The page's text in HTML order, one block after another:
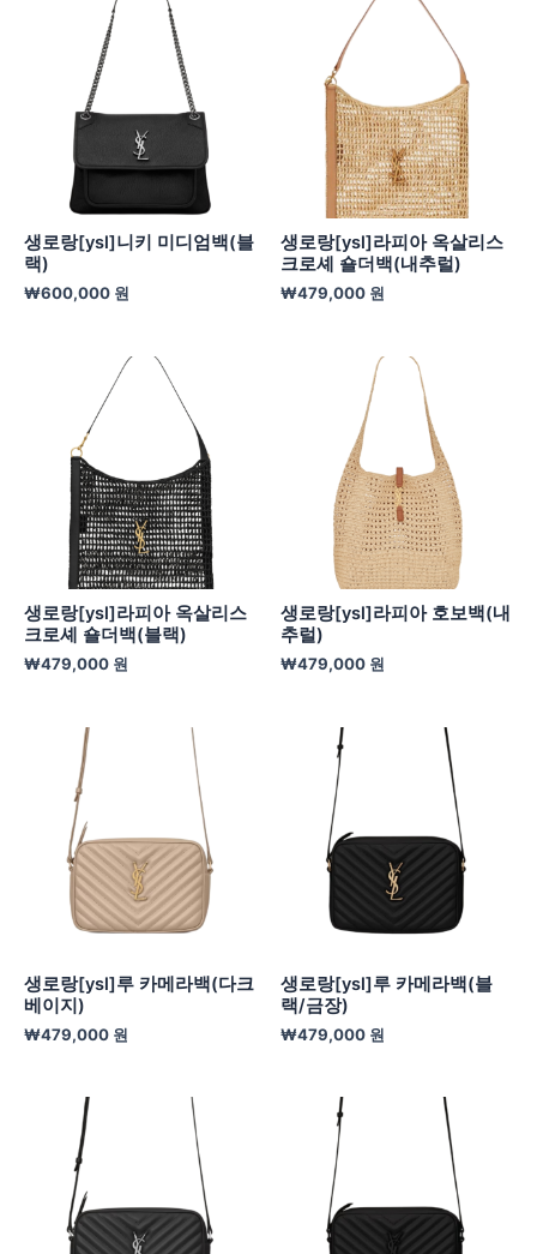
생로랑[ysl]니키 미디엄백(블
랙)
₩600,000 원
생로랑[ysl]라피아 옥살리스
크로셰 숄더백(내추럴)
₩479,000 원
생로랑[ysl]라피아 옥살리스
크로셰 숄더백(블랙)
₩479,000 원
생로랑[ysl]라피아 호보백(내
추럴)
₩479,000 원
생로랑[ysl]루 카메라백(다크
베이지)
₩479,000 원
생로랑[ysl]루 카메라백(블
랙/금장)
₩479,000 원